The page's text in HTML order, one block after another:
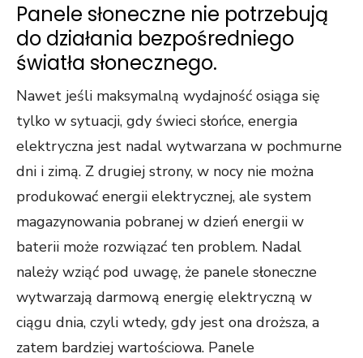
Panele słoneczne nie potrzebują
do działania bezpośredniego
światła słonecznego.
Nawet jeśli maksymalną wydajność osiąga się
tylko w sytuacji, gdy świeci słońce, energia
elektryczna jest nadal wytwarzana w pochmurne
dni i zimą. Z drugiej strony, w nocy nie można
produkować energii elektrycznej, ale system
magazynowania pobranej w dzień energii w
baterii może rozwiązać ten problem. Nadal
należy wziąć pod uwagę, że panele słoneczne
wytwarzają darmową energię elektryczną w
ciągu dnia, czyli wtedy, gdy jest ona droższa, a
zatem bardziej wartościowa. Panele